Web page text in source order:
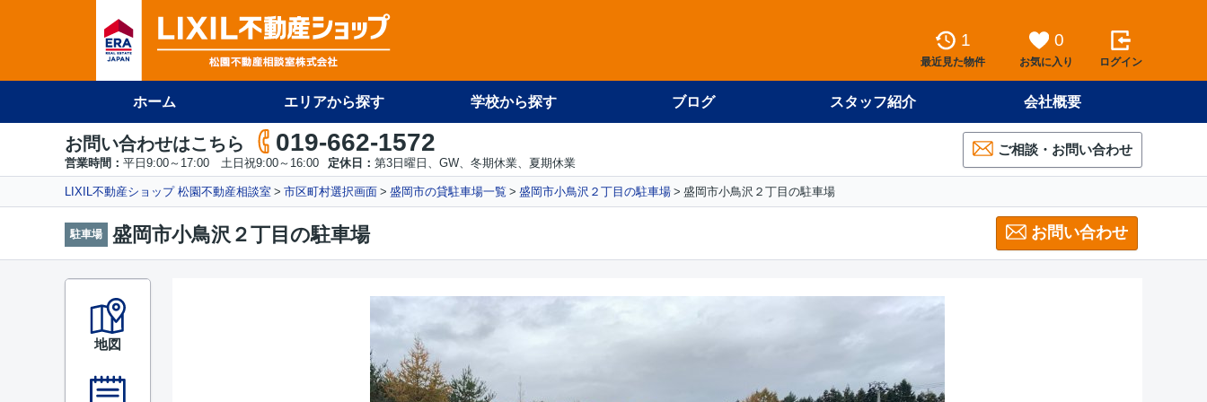
1
最近見た物件
0
お気に入り ログイン
ホーム エリアから探す 学校から探す ブログ スタッフ紹介 会社概要
お問い合わせはこちら 019-662-1572
営業時間： 平日9:00～17:00 土日祝9:00～16:00 定休日： 第3日曜日、GW、冬期休業、夏期休業
ご相談・お問い合わせ
LIXIL不動産ショップ 松園不動産相談室 市区町村選択画面 盛岡市の貸駐車場一覧 盛岡市小鳥沢２丁目の駐車場 盛岡市小鳥沢２丁目の駐車場
駐車場 盛岡市小鳥沢２丁目の駐車場 お問い合わせ
地図